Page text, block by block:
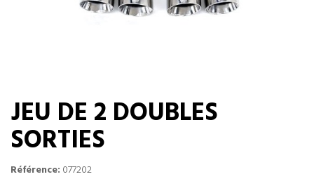
JEU DE 2 DOUBLES
SORTIES
Référence: 077202